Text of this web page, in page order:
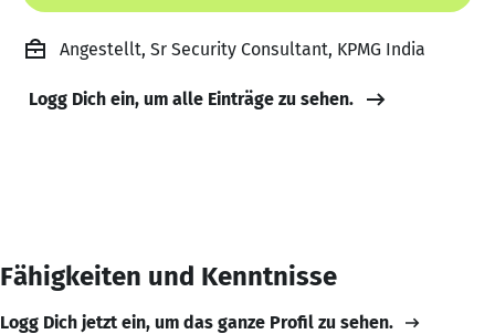
Angestellt, Sr Security Consultant, KPMG India
Logg Dich ein, um alle Einträge zu sehen.
Fähigkeiten und Kenntnisse
Logg Dich jetzt ein, um das ganze Profil zu sehen.